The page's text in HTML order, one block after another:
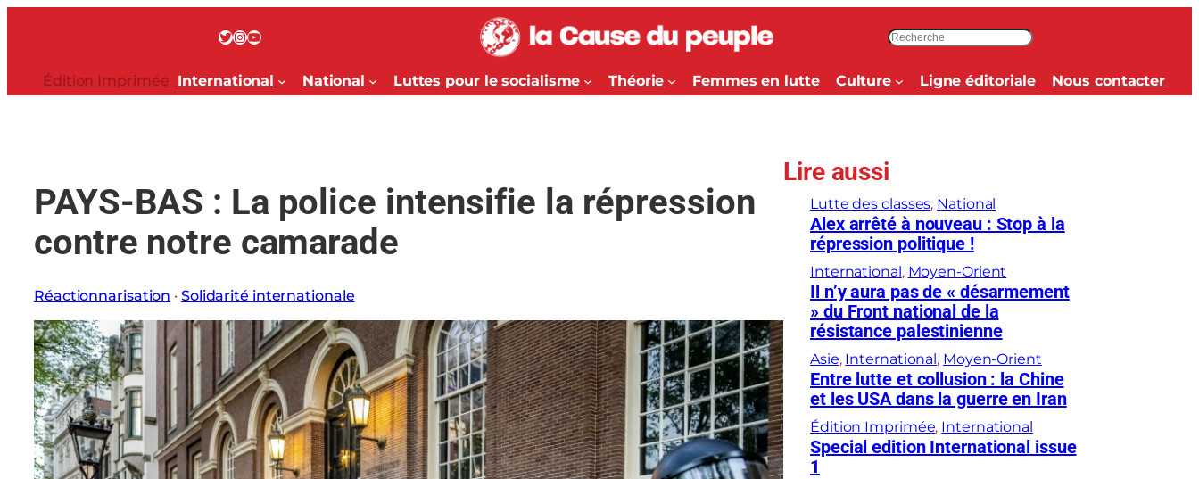
Twitter InstagramYouTube
c
h
h
r
Édition Imprimée International National Luttes pour le socialisme Théorie Femmes en lutte Culture Ligne éditoriale Nous contacter
PAYS-BAS : La police intensifie la répression
contre notre camarade
Réactionnarisation · Solidarité internationale
Lire aussi
Lutte des classes, National
Alex arrêté à nouveau : Stop à la
répression politique !
International, Moyen-Orient
Il n’y aura pas de « désarmement
» du Front national de la
résistance palestinienne
Asie, International, Moyen-Orient
Entre lutte et collusion : la Chine
et les USA dans la guerre en Iran
Édition Imprimée, International
Special edition International issue
1